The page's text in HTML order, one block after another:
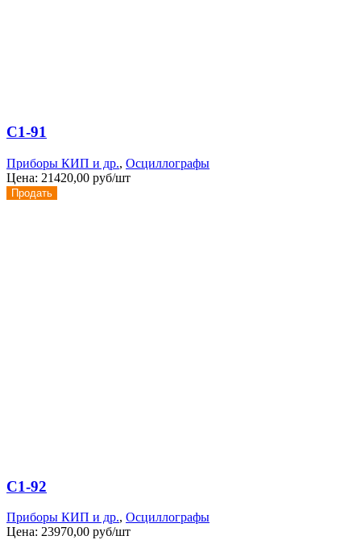
С1-91
Приборы КИП и др., Осциллографы
Цена: 21420,00 руб/шт
Продать
С1-92
Приборы КИП и др., Осциллографы
Цена: 23970,00 руб/шт